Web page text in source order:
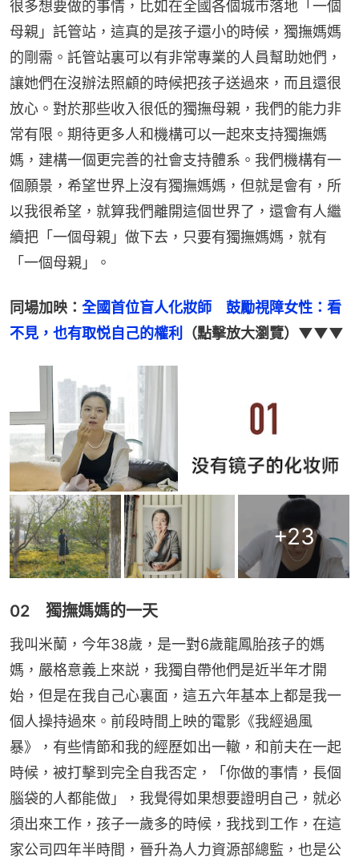
很多想要做的事情，比如在全國各個城市落地「一個
母親」託管站，這真的是孩子還小的時候，獨撫媽媽
的剛需。託管站裏可以有非常專業的人員幫助她們，
讓她們在沒辦法照顧的時候把孩子送過來，而且還很
放心。對於那些收入很低的獨撫母親，我們的能力非
常有限。期待更多人和機構可以一起來支持獨撫媽
媽，建構一個更完善的社會支持體系。我們機構有一
個願景，希望世界上沒有獨撫媽媽，但就是會有，所
以我很希望，就算我們離開這個世界了，還會有人繼
續把「一個母親」做下去，只要有獨撫媽媽，就有
「一個母親」。
同場加映： 全國首位盲人化妝師　鼓勵視障女性：看
不見，也有取悦自己的權利
（點擊放大瀏覽）▼▼▼
+23
02 獨撫媽媽的一天
我叫米蘭，今年38歲，是一對6歲龍鳳胎孩子的媽
媽，嚴格意義上來説，我獨自帶他們是近半年才開
始，但是在我自己心裏面，這五六年基本上都是我一
個人操持過來。前段時間上映的電影《我經過風
暴》，有些情節和我的經歷如出一轍，和前夫在一起
時候，被打擊到完全自我否定，「你做的事情，長個
腦袋的人都能做」，我覺得如果想要證明自己，就必
須出來工作，孩子一歲多的時候，我找到工作，在這
家公司四年半時間，晉升為人力資源部總監，也是公